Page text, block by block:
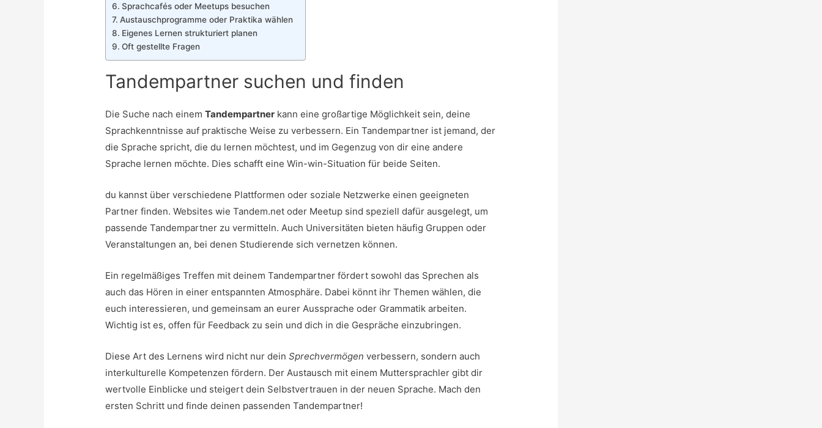
Sprachcafés oder Meetups besuchen
Austauschprogramme oder Praktika wählen
Eigenes Lernen strukturiert planen
Oft gestellte Fragen
Tandempartner suchen und finden
Die Suche nach einemTandempartner kann eine großartige Möglichkeit sein, deine
Sprachkenntnisse auf praktische Weise zu verbessern. Ein Tandempartner ist jemand, der
die Sprache spricht, die du lernen möchtest, und im Gegenzug von dir eine andere
Sprache lernen möchte. Dies schafft eine Win-win-Situation für beide Seiten.
du kannst über verschiedene Plattformen oder soziale Netzwerke einen geeigneten
Partner finden. Websites wie Tandem.net oder Meetup sind speziell dafür ausgelegt, um
passende Tandempartner zu vermitteln. Auch Universitäten bieten häufig Gruppen oder
Veranstaltungen an, bei denen Studierende sich vernetzen können.
Ein regelmäßiges Treffen mit deinem Tandempartner fördert sowohl das Sprechen als
auch das Hören in einer entspannten Atmosphäre. Dabei könnt ihr Themen wählen, die
euch interessieren, und gemeinsam an eurer Aussprache oder Grammatik arbeiten.
Wichtig ist es, offen für Feedback zu sein und dich in die Gespräche einzubringen.
Diese Art des Lernens wird nicht nur deinSprechvermögen verbessern, sondern auch
interkulturelle Kompetenzen fördern. Der Austausch mit einem Muttersprachler gibt dir
wertvolle Einblicke und steigert dein Selbstvertrauen in der neuen Sprache. Mach den
ersten Schritt und finde deinen passenden Tandempartner!